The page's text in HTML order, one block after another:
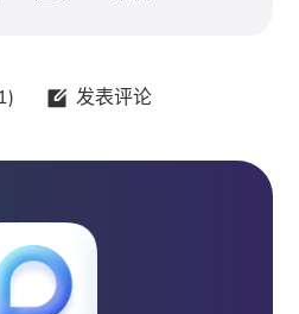
1) 发表评论